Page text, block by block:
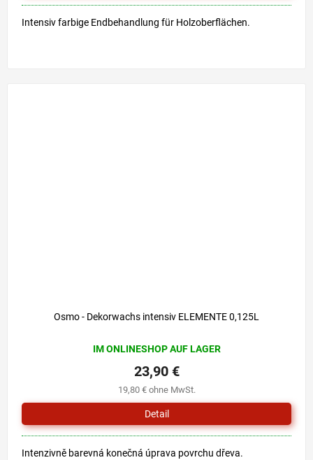
Intensiv farbige Endbehandlung für Holzoberflächen.
Osmo - Dekorwachs intensiv ELEMENTE 0,125L
IM ONLINESHOP AUF LAGER
19,80 € ohne MwSt.
23,90 €
Detail
Intenzivně barevná konečná úprava povrchu dřeva.